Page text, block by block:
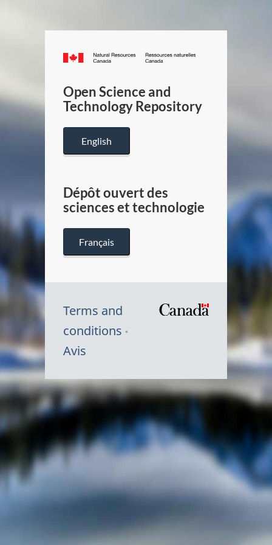
Canada.ca
/
Canada
Open Science and
Technology Repository
English
Dépôt ouvert des
sciences et technologie
Français
Terms and
conditions
Avis
Symbole
du
Canada